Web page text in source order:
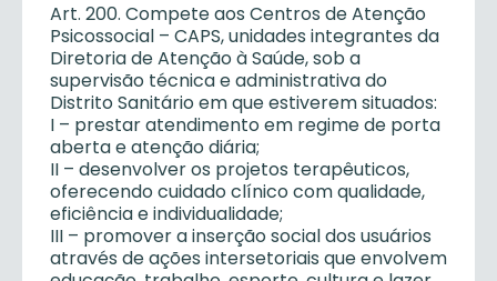
Art. 200. Compete aos Centros de Atenção
Psicossocial – CAPS, unidades integrantes da
Diretoria de Atenção à Saúde, sob a
supervisão técnica e administrativa do
Distrito Sanitário em que estiverem situados:
I – prestar atendimento em regime de porta
aberta e atenção diária;
II – desenvolver os projetos terapêuticos,
oferecendo cuidado clínico com qualidade,
eficiência e individualidade;
III – promover a inserção social dos usuários
através de ações intersetoriais que envolvem